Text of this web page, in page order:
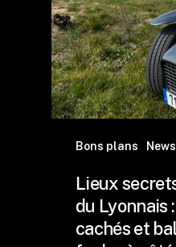
Bons plans News
Lieux
du Lyonnais
cachés et